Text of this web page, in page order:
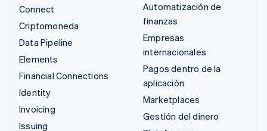
Connect
Criptomoneda
Data Pipeline
Elements
Financial Connections
Identity
Invoicing
Issuing
Automatización de
finanzas
Empresas
internacionales
Pagos dentro de la
aplicación
Marketplaces
Gestión del dinero